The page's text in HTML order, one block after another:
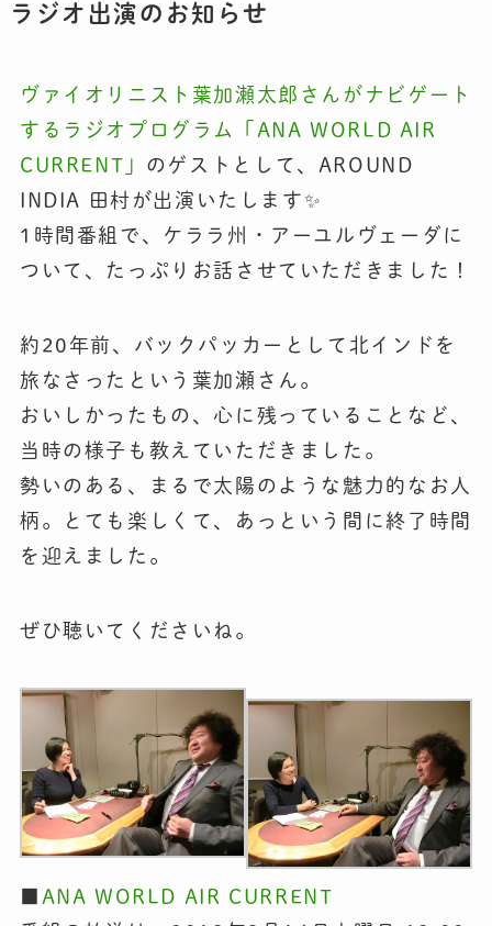
ラジオ出演のお知らせ
ヴァイオリニスト葉加瀬太郎さんがナビゲート
するラジオプログラム「 ANA WORLD AIR
CURRENT 」 のゲストとして、AROUND
INDIA 田村が出演いたします✨
1時間番組で、ケララ州・アーユルヴェーダに
ついて、たっぷりお話させていただきました！
約20年前、バックパッカーとして北インドを
旅なさったという葉加瀬さん。
おいしかったもの、心に残っていることなど、
当時の様子も教えていただきました。
勢いのある、まるで太陽のような魅力的なお人
柄。とても楽しくて、あっという間に終了時間
を迎えました。
ぜひ聴いてくださいね。
ANA WORLD AIR CURRENT